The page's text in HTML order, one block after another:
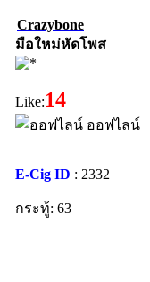
Crazybone
มือใหม่หัดโพส
Like:14
ออฟไลน์
E-Cig ID : 2332
กระทู้: 63